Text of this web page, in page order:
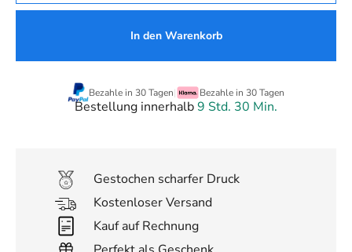
In den Warenkorb
Bezahle in 30 Tagen| Bezahle in 30 Tagen
Bestellung innerhalb9 Std. 30 Min.
Gestochen scharfer Druck
Kostenloser Versand
Kauf auf Rechnung